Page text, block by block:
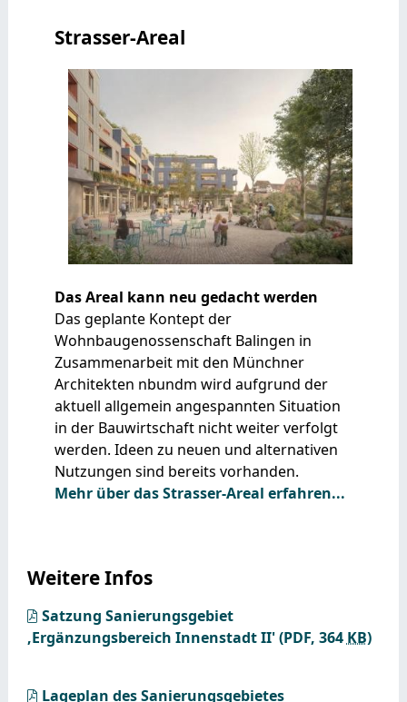
Strasser-Areal
Das Areal kann neu gedacht werden
Das geplante Kontept der
Wohnbaugenossenschaft Balingen in
Zusammenarbeit mit den Münchner
Architekten nbundm wird aufgrund der
aktuell allgemein angespannten Situation
in der Bauwirtschaft nicht weiter verfolgt
werden. Ideen zu neuen und alternativen
Nutzungen sind bereits vorhanden.
Mehr über das Strasser-Areal erfahren...
Weitere Infos
Satzung Sanierungsgebiet
,Ergänzungsbereich Innenstadt II'(PDF, 364 KB)
Lageplan des Sanierungsgebietes